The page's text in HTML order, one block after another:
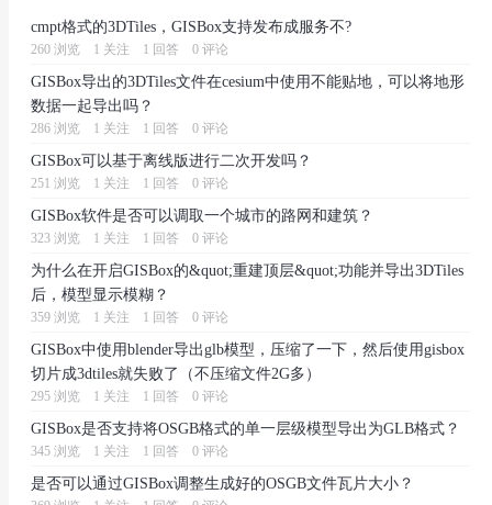
cmpt格式的3DTiles，GISBox支持发布成服务不?
260 浏览 1 关注 1 回答 0 评论
GISBox导出的3DTiles文件在cesium中使用不能贴地，可以将地形
数据一起导出吗？
286 浏览 1 关注 1 回答 0 评论
GISBox可以基于离线版进行二次开发吗？
251 浏览 1 关注 1 回答 0 评论
GISBox软件是否可以调取一个城市的路网和建筑？
323 浏览 1 关注 1 回答 0 评论
为什么在开启GISBox的&quot;重建顶层&quot;功能并导出3DTiles
后，模型显示模糊？
359 浏览 1 关注 1 回答 0 评论
GISBox中使用blender导出glb模型，压缩了一下，然后使用gisbox
切片成3dtiles就失败了（不压缩文件2G多）
295 浏览 1 关注 1 回答 0 评论
GISBox是否支持将OSGB格式的单一层级模型导出为GLB格式？
345 浏览 1 关注 1 回答 0 评论
是否可以通过GISBox调整生成好的OSGB文件瓦片大小？